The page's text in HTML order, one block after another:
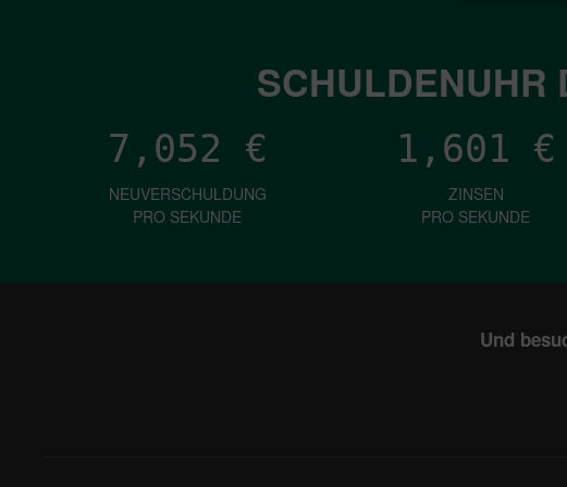
SCHULDENUHR
7,052 €
NEUVERSCHULDUNG
PRO SEKUNDE
1,601 €
ZINSEN
PRO SEKUNDE
Und